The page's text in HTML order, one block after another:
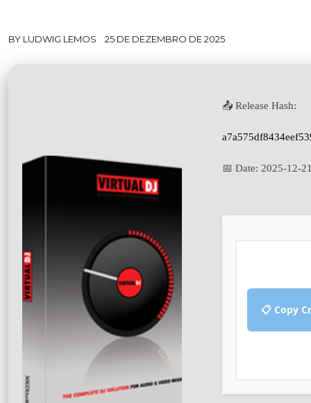
BY LUDWIG LEMOS 25 DE DEZEMBRO DE 2025
📤 Release Hash:
📅 Date: 2025-12-
📋 Copy